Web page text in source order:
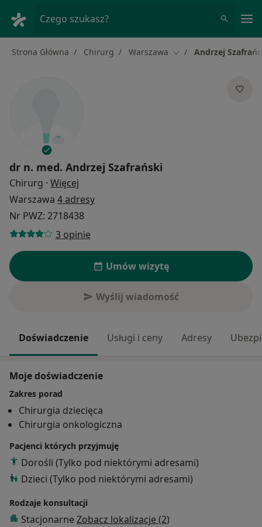
Czego szukasz?
Strona Główna Chirurg Warszawa Zmień miasto
Andrzej
dr n. med. Andrzej Szafrański
Chirurg · Więcej
Warszawa 4 adresy
Nr PWZ: 2718438
3 opinie
Umów wizytę
Wyślij wiadomość
Doświadczenie Usługi i ceny Adresy
Moje doświadczenie
Zakres porad
Chirurgia dziecięca
Chirurgia onkologiczna
Pacjenci których przyjmuję
Dorośli (Tylko pod niektórymi adresami)
Dzieci (Tylko pod niektórymi adresami)
Rodzaje konsultacji
Stacjonarne Zobacz lokalizacje (2)